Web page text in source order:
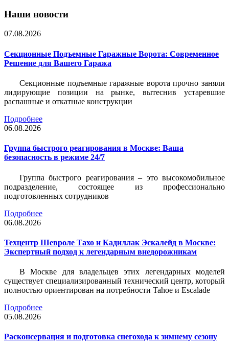
Наши новости
07.08.2026
Секционные Подъемные Гаражные Ворота: Современное
Решение для Вашего Гаража
Секционные подъемные гаражные ворота прочно заняли
лидирующие позиции на рынке, вытеснив устаревшие
распашные и откатные конструкции
Подробнее
06.08.2026
Группа быстрого реагирования в Москве: Ваша
безопасность в режиме 24/7
Группа быстрого реагирования – это высокомобильное
подразделение, состоящее из профессионально
подготовленных сотрудников
Подробнее
06.08.2026
Техцентр Шевроле Тахо и Кадиллак Эскалейд в Москве:
Экспертный подход к легендарным внедорожникам
В Москве для владельцев этих легендарных моделей
существует специализированный технический центр, который
полностью ориентирован на потребности Tahoe и Escalade
Подробнее
05.08.2026
Расконсервация и подготовка снегохода к зимнему сезону